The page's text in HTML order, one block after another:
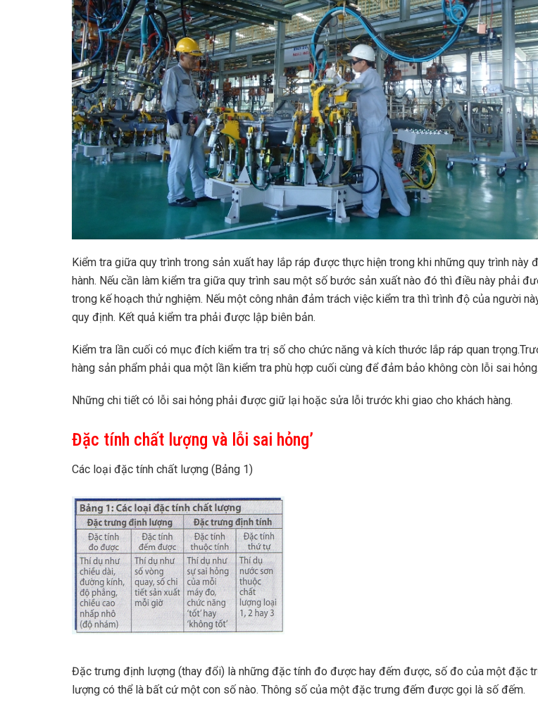
Kiểm tra giữa quy trình trong sản xuất hay lắp ráp được thực hiện trong khi những quy trình này
hành. Nếu cần làm kiểm tra giữa quy trình sau một số bước sản xuất nào đó thì điều này phải
trong kế hoạch thử nghiệm. Nếu một công nhân đảm trách việc kiểm tra thì trình độ của người
quy định. Kết quả kiểm tra phải được lập biên bản.
Kiểm tra lần cuối có mục đích kiểm tra trị số cho chức năng và kích thước lắp ráp quan
hàng sản phẩm phải qua một lần kiểm tra phù hợp cuối cùng để đảm bảo không còn lỗi sai hỏng.
Những chi tiết có lỗi sai hỏng phải được giữ lại hoặc sửa lỗi trước khi giao cho khách hàng.
Đặc tính chất lượng và lỗi sai hỏng’
Các loại đặc tính chất lượng (Bảng 1)
Đặc trưng định lượng (thay đổi) là những đặc tính đo được hay đếm được, số đo của một đặc
lượng có thể là bất cứ một con số nào. Thông số của một đặc trưng đếm được gọi là số đếm.